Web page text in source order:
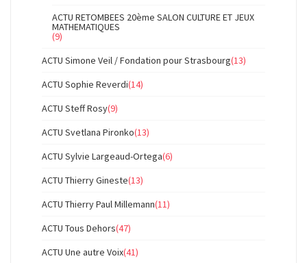
ACTU RETOMBEES 20ème SALON CULTURE ET JEUX
MATHEMATIQUES
(9)
ACTU Simone Veil / Fondation pour Strasbourg(13)
ACTU Sophie Reverdi(14)
ACTU Steff Rosy(9)
ACTU Svetlana Pironko(13)
ACTU Sylvie Largeaud-Ortega(6)
ACTU Thierry Gineste(13)
ACTU Thierry Paul Millemann(11)
ACTU Tous Dehors(47)
ACTU Une autre Voix(41)